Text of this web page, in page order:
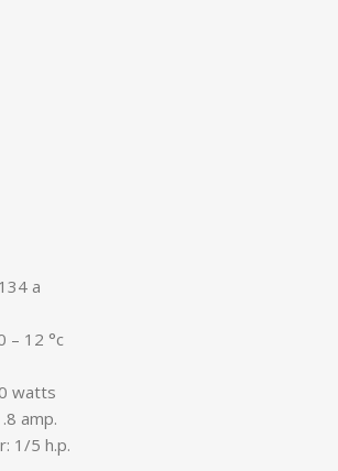
a
– 12 °c
watts
amp.
1/5 h.p.